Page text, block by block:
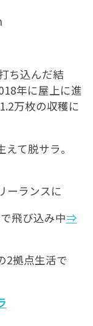
ち込んだ結
年に屋上に進
万枚の収穫に
て脱サラ。
ーランスに
飛び込み中⇒
2拠点生活で